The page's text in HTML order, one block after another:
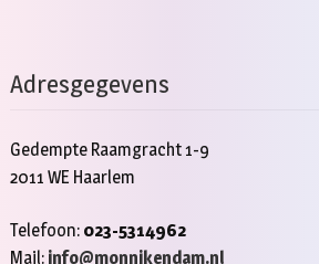
Adresgegevens
Gedempte Raamgracht 1-9
2011 WE Haarlem
Telefoon: 023-5314962
Mail: info@monnikendam.nl